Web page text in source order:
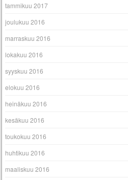
tammikuu 2017
joulukuu 2016
marraskuu 2016
lokakuu 2016
syyskuu 2016
elokuu 2016
heinäkuu 2016
kesäkuu 2016
toukokuu 2016
huhtikuu 2016
maaliskuu 2016